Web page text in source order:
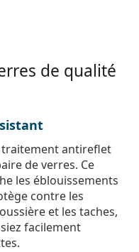
de qualité
antireflet
de verres. Ce
les éblouissements
contre les
et les taches,
facilement